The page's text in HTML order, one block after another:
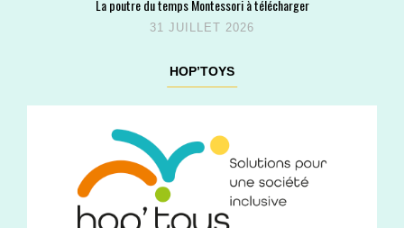
La poutre du temps Montessori à télécharger
31 JUILLET 2026
HOP’TOYS